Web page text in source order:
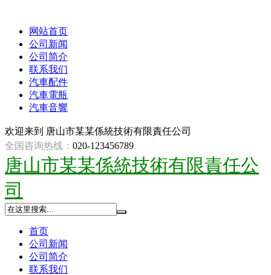
网站首页
公司新闻
公司简介
联系我们
汽車配件
汽車電瓶
汽車音響
欢迎来到 唐山市某某係統技術有限責任公司
全国咨询热线： 020-123456789
唐山市某某係統技術有限責任公
司
首页
公司新闻
公司简介
联系我们